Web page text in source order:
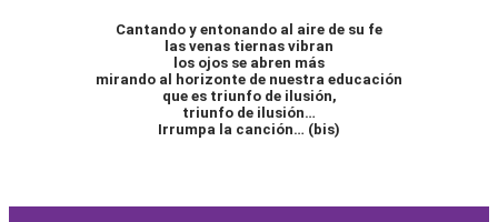
Cantando y entonando al aire de su fe
las venas tiernas vibran
los ojos se abren más
mirando al horizonte de nuestra educación
que es triunfo de ilusión,
triunfo de ilusión…
Irrumpa la canción… (bis)